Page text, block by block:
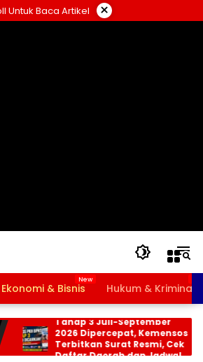
Untuk Baca Artikel ×
Ekonomi & Bisnis Hukum & Kriminal
Bansos PKH dan BPNT
Tahap 3 Juli-September
2026 Dipercepat, Kemensos
Terbitkan Surat Resmi, Cek
Daftar Daerah dan Jadwal